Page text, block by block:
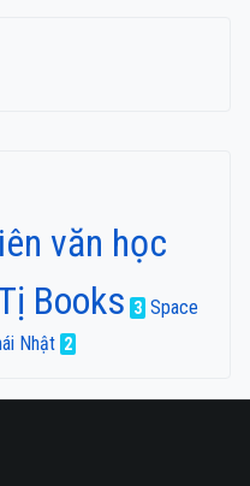
văn học
Books 3 Space
Nhật 2